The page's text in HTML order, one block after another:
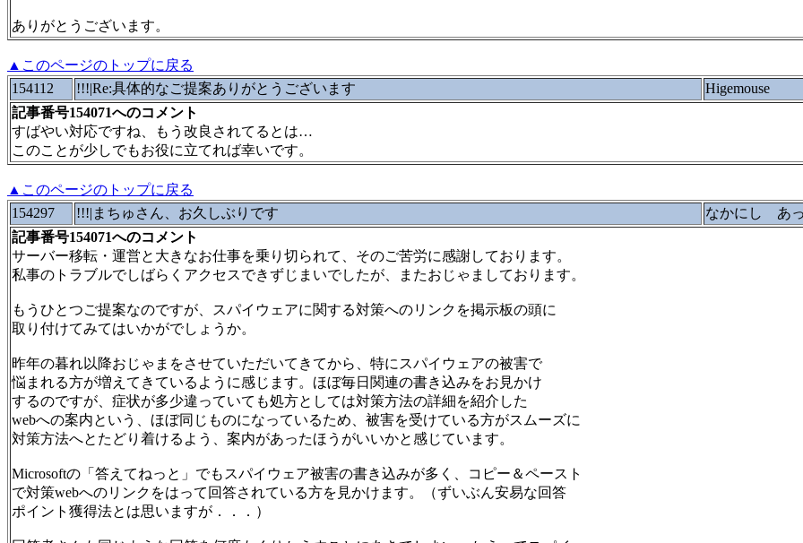
ありがとうございます。
▲このページのトップに戻る
154112
!!!|Re:具体的なご提案ありがとうございます Higemouse
記事番号154071へのコメント
すばやい対応ですね、もう改良されてるとは…
このことが少しでもお役に立てれば幸いです。
▲このページのトップに戻る
154297
!!!|まちゅさん、お久しぶりです なかにし あ
記事番号154071へのコメント
サーバー移転・運営と大きなお仕事を乗り切られて、そのご苦労に感謝しております。
私事のトラブルでしばらくアクセスできずじまいでしたが、またおじゃましております。
もうひとつご提案なのですが、スパイウェアに関する対策へのリンクを掲示板の頭に
取り付けてみてはいかがでしょうか。
昨年の暮れ以降おじゃまをさせていただいてきてから、特にスパイウェアの被害で
悩まれる方が増えてきているように感じます。ほぼ毎日関連の書き込みをお見かけ
するのですが、症状が多少違っていても処方としては対策方法の詳細を紹介した
webへの案内という、ほぼ同じものになっているため、被害を受けている方がスムーズに
対策方法へとたどり着けるよう、案内があったほうがいいかと感じています。
Microsoftの「答えてねっと」でもスパイウェア被害の書き込みが多く、コピー＆ペースト
で対策webへのリンクをはって回答されている方を見かけます。（ずいぶん安易な回答
ポイント獲得法とは思いますが．．．）